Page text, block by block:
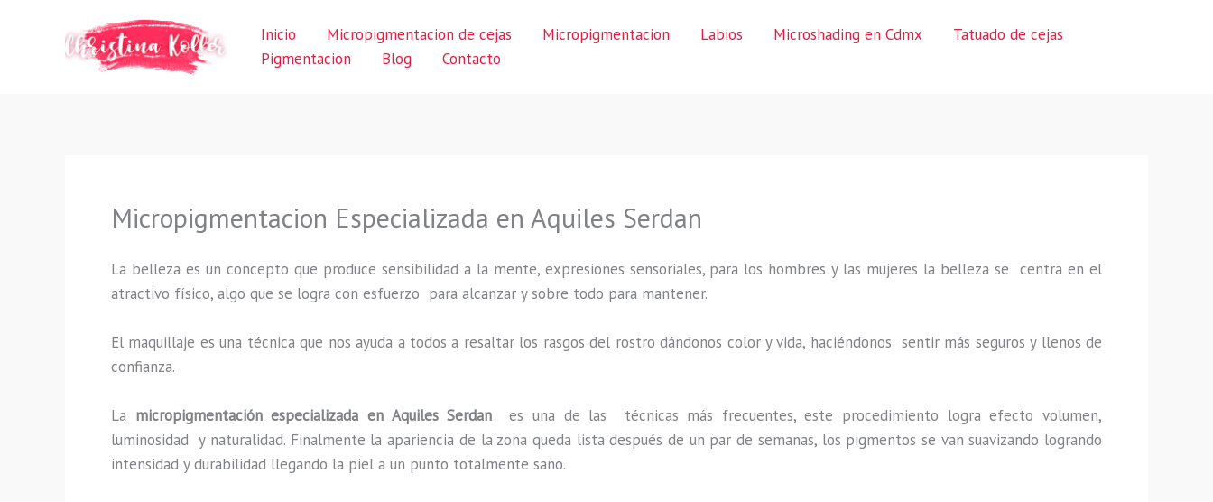
Inicio Micropigmentacion de cejas Micropigmentacion Labios Microshading en Cdmx
Tatuado de cejas
Pigmentacion
Blog Contacto
Micropigmentacion Especializada en Aquiles Serdan
La belleza es un concepto que produce sensibilidad a la mente, expresiones sensoriales, para los hombres y las mujeres la belleza se centra en el
atractivo físico, algo que se logra con esfuerzo para alcanzar y sobre todo para mantener.
El maquillaje es una técnica que nos ayuda a todos a resaltar los rasgos del rostro dándonos color y vida, haciéndonos sentir más seguros y llenos de
confianza.
La micropigmentación especializada en Aquiles Serdanes una de las técnicas más frecuentes, este procedimiento logra efecto volumen,
luminosidad y naturalidad. Finalmente la apariencia de la zona queda lista después de un par de semanas, los pigmentos se van suavizando logrando
intensidad y durabilidad llegando la piel a un punto totalmente sano.